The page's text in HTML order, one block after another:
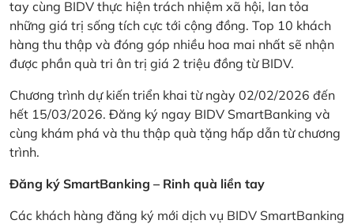
tay cùng BIDV thực hiện trách nhiệm xã hội, lan tỏa
những giá trị sống tích cực tới cộng đồng. Top 10 khách
hàng thu thập và đóng góp nhiều hoa mai nhất sẽ nhận
được phần quà tri ân trị giá 2 triệu đồng từ BIDV.
Chương trình dự kiến triển khai từ ngày 02/02/2026 đến
hết 15/03/2026. Đăng ký ngay BIDV SmartBanking và
cùng khám phá và thu thập quà tặng hấp dẫn từ chương
trình.
Đăng ký SmartBanking – Rinh quà liền tay
Các khách hàng đăng ký mới dịch vụ BIDV SmartBanking